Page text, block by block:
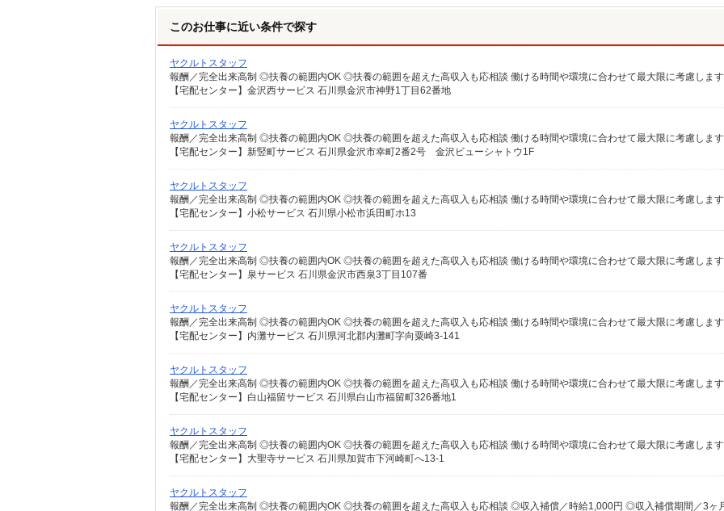
このお仕事に近い条件で探す
ヤクルトスタッフ
【宅配センター】金沢西サービス 石川県金沢市神野1丁目62番地
ヤクルトスタッフ
【宅配センター】新竪町サービス 石川県金沢市幸町2番2号 金沢ビューシャトウ1F
ヤクルトスタッフ
【宅配センター】小松サービス 石川県小松市浜田町ホ13
ヤクルトスタッフ
【宅配センター】泉サービス 石川県金沢市西泉3丁目107番
ヤクルトスタッフ
【宅配センター】内灘サービス 石川県河北郡内灘町字向粟崎3-141
ヤクルトスタッフ
【宅配センター】白山福留サービス 石川県白山市福留町326番地1
ヤクルトスタッフ
【宅配センター】大聖寺サービス 石川県加賀市下河崎町へ13-1
ヤクルトスタッフ